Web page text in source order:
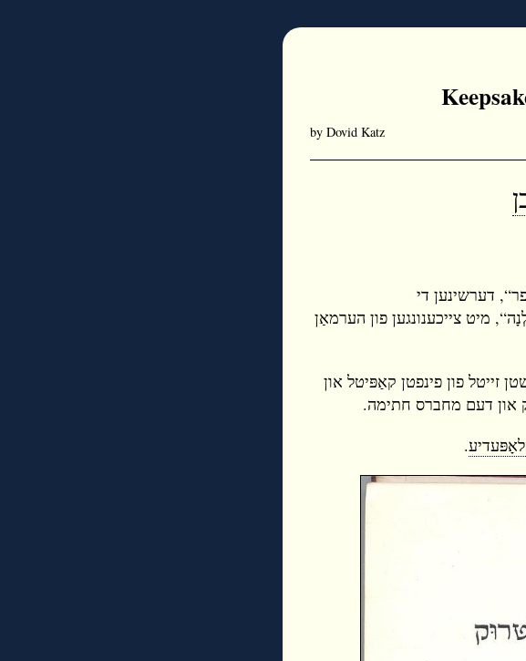
by Dovid Katz
דערשינען די
מיט צייכענונגען פון הערמאַן
פון פינפטן קאַפּיטל און
און דעם מחברס חתימה.
.